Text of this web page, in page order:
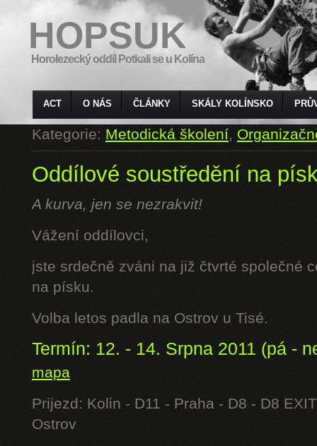
HOPSUK
Horolezecký oddíl Potkali se u Kolína
ACT O NÁS ČLÁNKY SKÁLY KOLÍNSKO
Kategorie:Metodická školení,
Oddílové soustředění na
A kurva, jen se nezrakvit!
Vážení oddílovci,
jste srdečně zváni na již čtvrté společné
na písku.
Volba letos padla na Ostrov u Tisé.
Termín: 12. - 14. Srpna 2011 (pá -
mapa
Prijezd: Kolin - D11 - Praha - D8 - D8
Ostrov